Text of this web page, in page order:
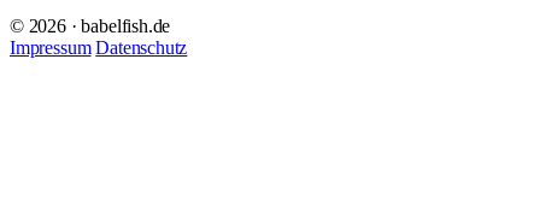
© 2026 · babelfish.de
Impressum Datenschutz